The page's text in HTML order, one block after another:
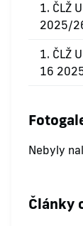
1. ČLŽ
2025/
1. ČLŽ
16
Nebyly
Články